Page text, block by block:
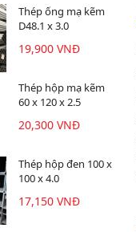
Thép ống mạ kẽm
D48.1 x 3.0
19,900 VNĐ
Thép hộp mạ kẽm
60 x 120 x 2.5
20,300 VNĐ
Thép hộp đen 100 x
100 x 4.0
17,150 VNĐ